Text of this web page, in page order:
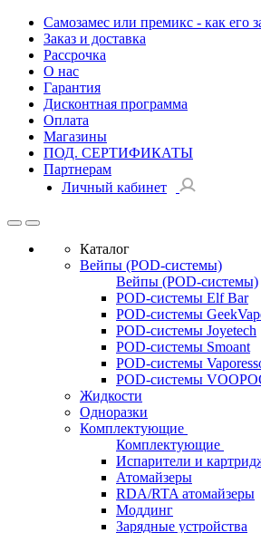
Самозамес или премикс - как его
Заказ и доставка
Рассрочка
О нас
Гарантия
Дисконтная программа
Оплата
Магазины
ПОД. СЕРТИФИКАТЫ
Партнерам
Личный кабинет
Каталог
Вейпы (POD-системы)
Вейпы (POD-системы)
POD-системы Elf Bar
POD-системы
POD-системы Joyetech
POD-системы Smoant
POD-системы
POD-системы
Жидкости
Одноразки
Комплектующие
Комплектующие
Испарители и
Атомайзеры
RDA/RTA атомайзеры
Моддинг
Зарядные устройства